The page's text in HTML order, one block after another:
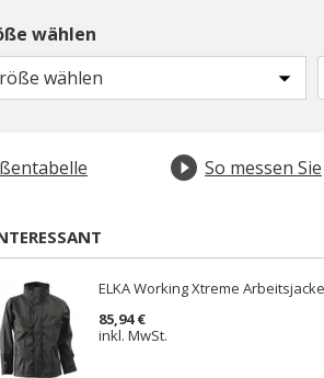
wählen
wählen
So messen Sie
ELKA Working Xtreme
85,94 €
inkl. MwSt.